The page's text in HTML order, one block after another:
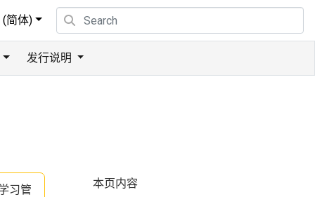
简体)
发行说明
习管 本页内容